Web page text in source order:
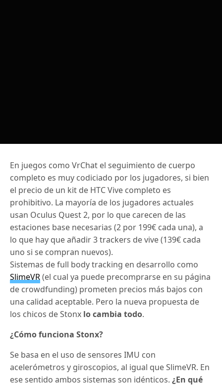
En juegos como VrChat el seguimiento de cuerpo
completo es muy codiciado por los jugadores, si bien
el precio de un kit de HTC Vive completo es
prohibitivo. La mayoría de los jugadores actuales
usan Oculus Quest 2, por lo que carecen de las
estaciones base necesarias (2 por 199€ cada una), a
lo que hay que añadir 3 trackers de vive (139€ cada
uno si se compran nuevos).
Sistemas de full body tracking en desarrollo como
SlimeVR(el cual ya puede precomprarse en su página
de crowdfunding) prometen precios más bajos con
una calidad aceptable. Pero la nueva propuesta de
los chicos de Stonx lo cambia todo.
¿Cómo funciona Stonx?
Se basa en el uso de sensores IMU con
acelerómetros y giroscopios, al igual que SlimeVR. En
ese sentido ambos sistemas son idénticos.¿En qué